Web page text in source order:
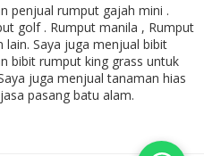
penjual rumput gajah mini .
golf . Rumput manila , Rumput
lain. Saya juga menjual bibit
bibit rumput king grass untuk
juga menjual tanaman hias
pasang batu alam.